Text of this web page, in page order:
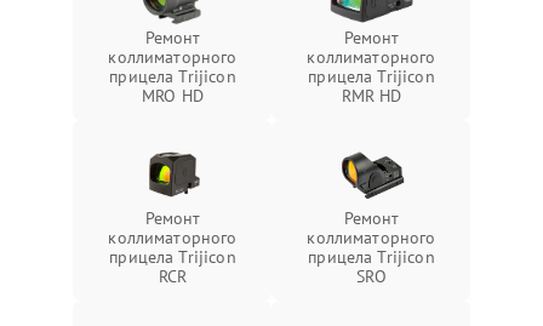
Ремонт
коллиматорного
прицела Trijicon
MRO HD
Ремонт
коллиматорного
прицела Trijicon
RMR HD
Ремонт
коллиматорного
прицела Trijicon
RCR
Ремонт
коллиматорного
прицела Trijicon
SRO